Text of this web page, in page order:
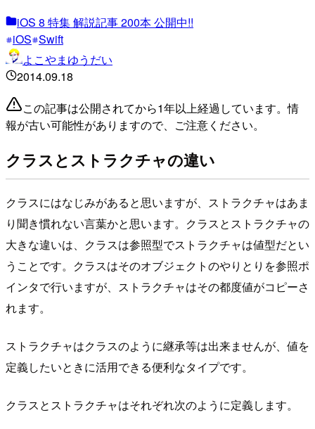
iOS 8 特集 解説記事 200本 公開中!!
iOS Swift
よこやまゆうだい
2014.09.18
この記事は公開されてから1年以上経過しています。情
報が古い可能性がありますので、ご注意ください。
クラスとストラクチャの違い
クラスにはなじみがあると思いますが、ストラクチャはあま
り聞き慣れない言葉かと思います。クラスとストラクチャの
大きな違いは、クラスは参照型でストラクチャは値型だとい
うことです。クラスはそのオブジェクトのやりとりを参照ポ
インタで行いますが、ストラクチャはその都度値がコピーさ
れます。
ストラクチャはクラスのように継承等は出来ませんが、値を
定義したいときに活用できる便利なタイプです。
クラスとストラクチャはそれぞれ次のように定義します。